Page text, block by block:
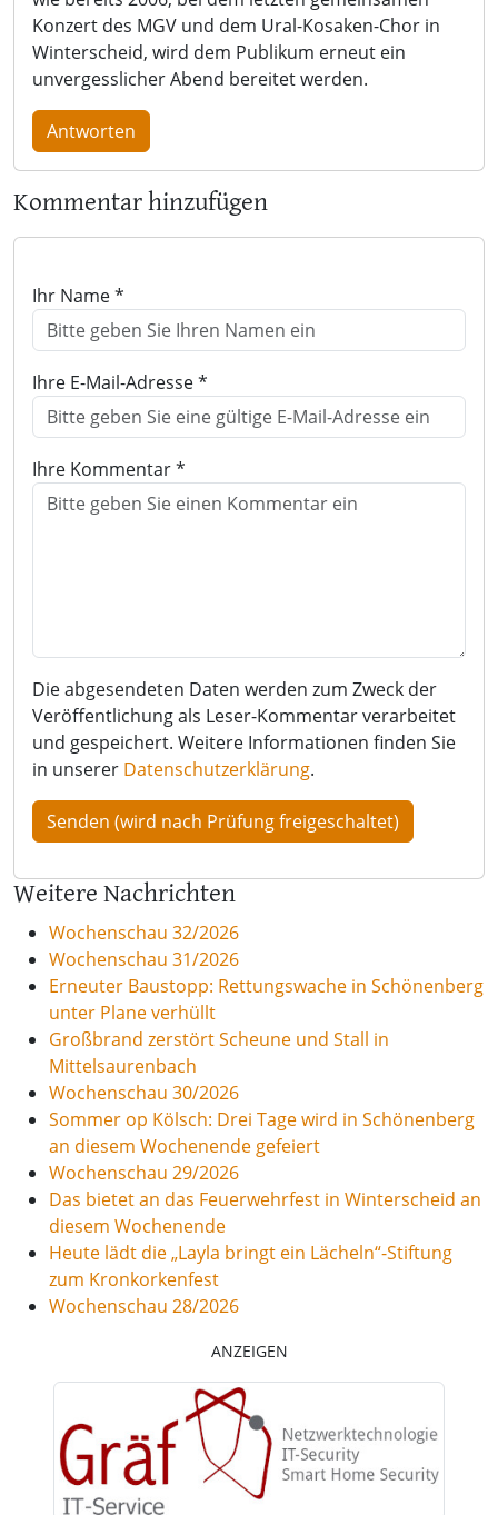
Konzert des MGV und dem Ural-Kosaken-Chor in
Winterscheid, wird dem Publikum erneut ein
unvergesslicher Abend bereitet werden.
Antworten
Kommentar hinzufügen
Ihr Name *
Ihre E-Mail-Adresse *
Ihre Kommentar *
Die abgesendeten Daten werden zum Zweck der
Veröffentlichung als Leser-Kommentar verarbeitet
und gespeichert. Weitere Informationen finden Sie
in unserer Datenschutzerklärung.
Weitere Nachrichten
Wochenschau 32/2026
Wochenschau 31/2026
Erneuter Baustopp: Rettungswache in Schönenberg
unter Plane verhüllt
Großbrand zerstört Scheune und Stall in
Mittelsaurenbach
Wochenschau 30/2026
Sommer op Kölsch: Drei Tage wird in Schönenberg
an diesem Wochenende gefeiert
Wochenschau 29/2026
Das bietet an das Feuerwehrfest in Winterscheid an
diesem Wochenende
Heute lädt die „Layla bringt ein Lächeln“-Stiftung
zum Kronkorkenfest
Wochenschau 28/2026
ANZEIGEN